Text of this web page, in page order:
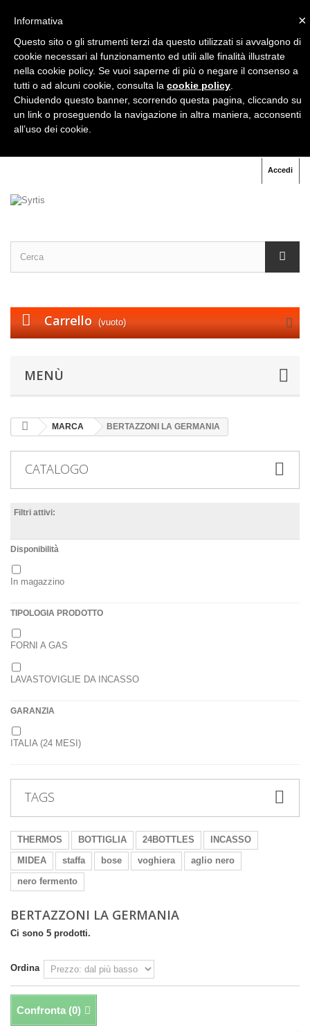
+3906 91 60 70 07
Accedi
Carrello (vuoto)
MENÙ
MARCA BERTAZZONI LA GERMANIA
CATALOGO
Filtri attivi:
Disponibilità
In magazzino
TIPOLOGIA PRODOTTO
FORNI A GAS
LAVASTOVIGLIE DA INCASSO
GARANZIA
ITALIA (24 MESI)
TAGS
THERMOS BOTTIGLIA 24BOTTLES
INCASSO
MIDEA
staffa bose voghiera
aglio nero
nero fermento
BERTAZZONI LA GERMANIA
Ci sono 5 prodotti.
Ordina
Confronta (0)
×
Informativa
Questo sito o gli strumenti terzi da questo utilizzati si avvalgono di
cookie necessari al funzionamento ed utili alle finalità illustrate
nella cookie policy. Se vuoi saperne di più o negare il consenso a
tutti o ad alcuni cookie, consulta la cookie policy
Chiudendo questo banner, scorrendo questa pagina, cliccando su
un link o proseguendo la navigazione in altra maniera, acconsenti
all’uso dei cookie.